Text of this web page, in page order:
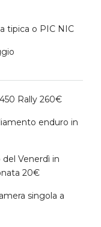
tipica o PIC NIC
Rally 260€
enduro in
Venerdì in
20€
singola a